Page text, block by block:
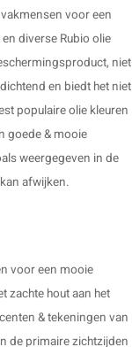
voor een
diverse Rubio olie
niet
en biedt het niet
populaire olie kleuren
goede & mooie
weergegeven in de
afwijken.
voor een mooie
zachte hout aan het
& tekeningen van
de primaire zichtzijden